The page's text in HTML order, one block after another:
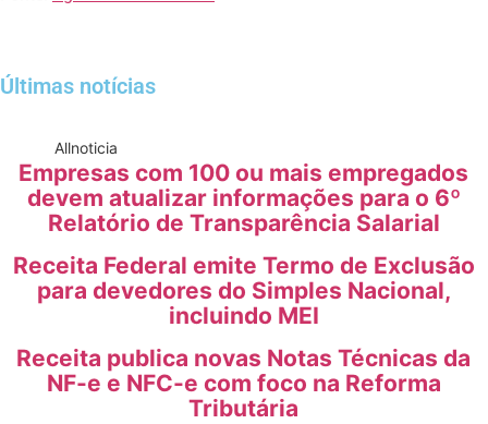
Últimas notícias
Allnoticia
Empresas com 100 ou mais empregados
devem atualizar informações para o 6º
Relatório de Transparência Salarial
Receita Federal emite Termo de Exclusão
para devedores do Simples Nacional,
incluindo MEI
Receita publica novas Notas Técnicas da
NF-e e NFC-e com foco na Reforma
Tributária